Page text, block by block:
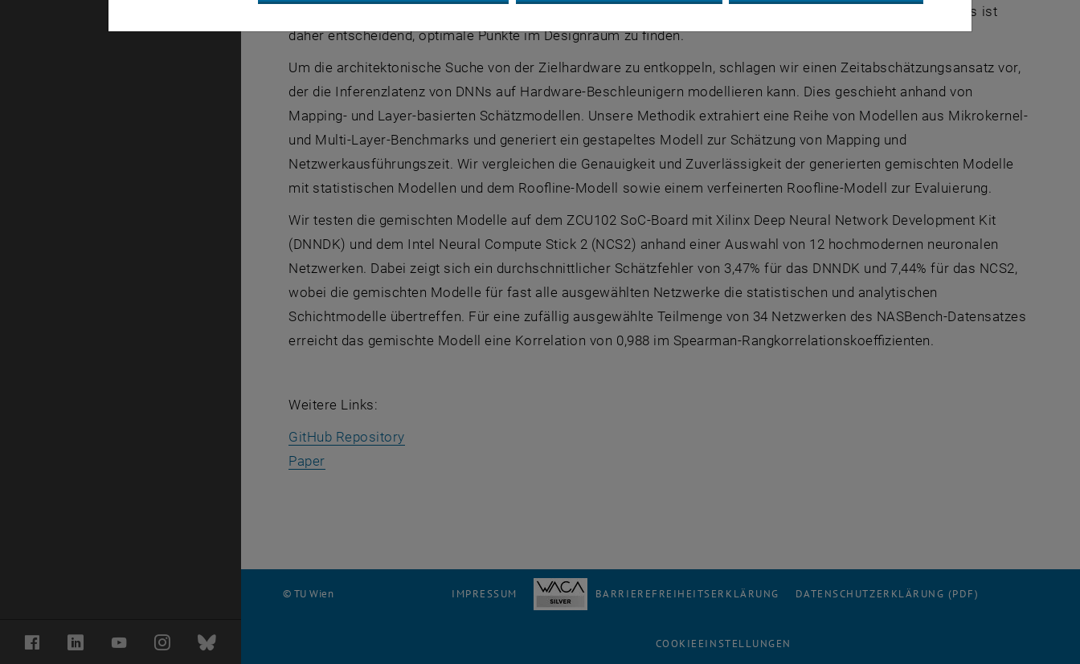
FacebookLinkedInYouTubeInstagramBluesky
spezifische Anwendungen optimierten DNN-Algorithmen die Latenzanforderungen immer anspruchsvoller. Es ist
daher entscheidend, optimale Punkte im Designraum zu finden.
Um die architektonische Suche von der Zielhardware zu entkoppeln, schlagen wir einen Zeitabschätzungsansatz vor,
der die Inferenzlatenz von DNNs auf Hardware-Beschleunigern modellieren kann. Dies geschieht anhand von
Mapping- und Layer-basierten Schätzmodellen. Unsere Methodik extrahiert eine Reihe von Modellen aus Mikrokernel-
und Multi-Layer-Benchmarks und generiert ein gestapeltes Modell zur Schätzung von Mapping und
Netzwerkausführungszeit. Wir vergleichen die Genauigkeit und Zuverlässigkeit der generierten gemischten Modelle
mit statistischen Modellen und dem Roofline-Modell sowie einem verfeinerten Roofline-Modell zur Evaluierung.
Wir testen die gemischten Modelle auf dem ZCU102 SoC-Board mit Xilinx Deep Neural Network Development Kit
(DNNDK) und dem Intel Neural Compute Stick 2 (NCS2) anhand einer Auswahl von 12 hochmodernen neuronalen
Netzwerken. Dabei zeigt sich ein durchschnittlicher Schätzfehler von 3,47% für das DNNDK und 7,44% für das NCS2,
wobei die gemischten Modelle für fast alle ausgewählten Netzwerke die statistischen und analytischen
Schichtmodelle übertreffen. Für eine zufällig ausgewählte Teilmenge von 34 Netzwerken des NASBench-Datensatzes
erreicht das gemischte Modell eine Korrelation von 0,988 im Spearman-Rangkorrelationskoeffizienten.
Weitere Links:
GitHub Repository, öffnet eine externe URL in einem neuen Fenster
Paper, öffnet eine externe URL in einem neuen Fenster
© TU Wien IMPRESSUM BARRIEREFREIHEITSERKLÄRUNG DATENSCHUTZERKLÄRUNG (PDF)
COOKIEEINSTELLUNGEN